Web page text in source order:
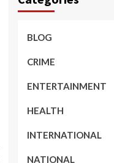
BLOG
CRIME
ENTERTAINMENT
HEALTH
INTERNATIONAL
NATIONAL